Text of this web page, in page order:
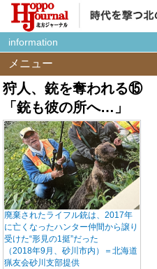
information
メニュー
狩人、銃を奪われる⑮
「銃も彼の所へ…」
廃棄されたライフル銃は、2017年
に亡くなったハンター仲間から譲り
受けた“形見の1挺”だった
（2018年9月、砂川市内）＝北海道
猟友会砂川支部提供